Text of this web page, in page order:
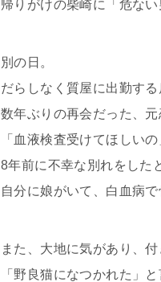
帰りがけの柴崎に「危な
別の日。
だらしなく質屋に出勤す
数年ぶりの再会だった、元
「血液検査受けてほしいの
8年前に不幸な別れをした
自分に娘がいて、白血病
また、大地に気があり、
「野良猫になつかれた」